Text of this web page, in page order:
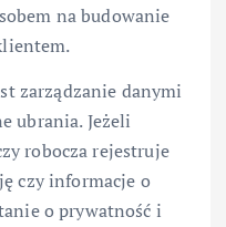
na budowanie
zarządzanie danymi
ubrania. Jeżeli
robocza rejestruje
czy informacje o
o prywatność i